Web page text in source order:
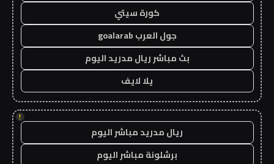
كورة سيتي
جول العرب goalarab
بث مباشر ريال مدريد اليوم
يلا لايف
!
ريال مدريد مباشر اليوم
برشلونة مباشر اليوم